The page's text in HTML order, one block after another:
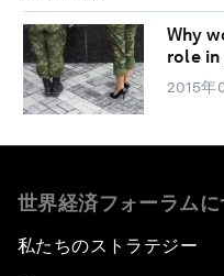
Why
role
2015年
世界経済フォーラムに
私たちのストラテジー